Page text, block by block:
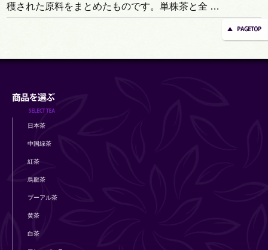
穫された原料をまとめたものです。単株茶と全 …
日本茶
中国緑茶
紅茶
烏龍茶
プーアル茶
黄茶
白茶